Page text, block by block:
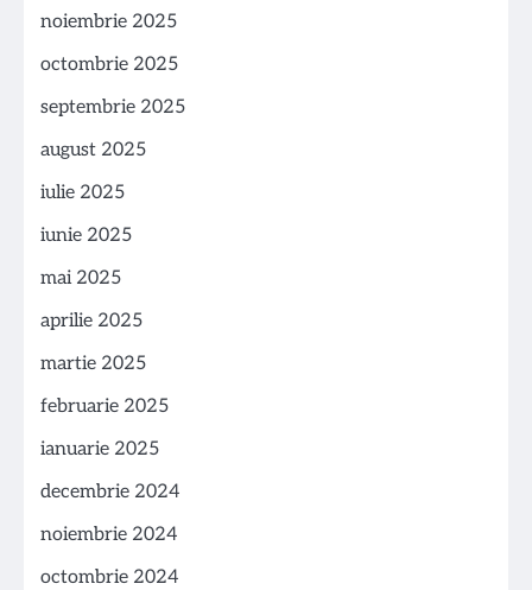
noiembrie 2025
octombrie 2025
septembrie 2025
august 2025
iulie 2025
iunie 2025
mai 2025
aprilie 2025
martie 2025
februarie 2025
ianuarie 2025
decembrie 2024
noiembrie 2024
octombrie 2024